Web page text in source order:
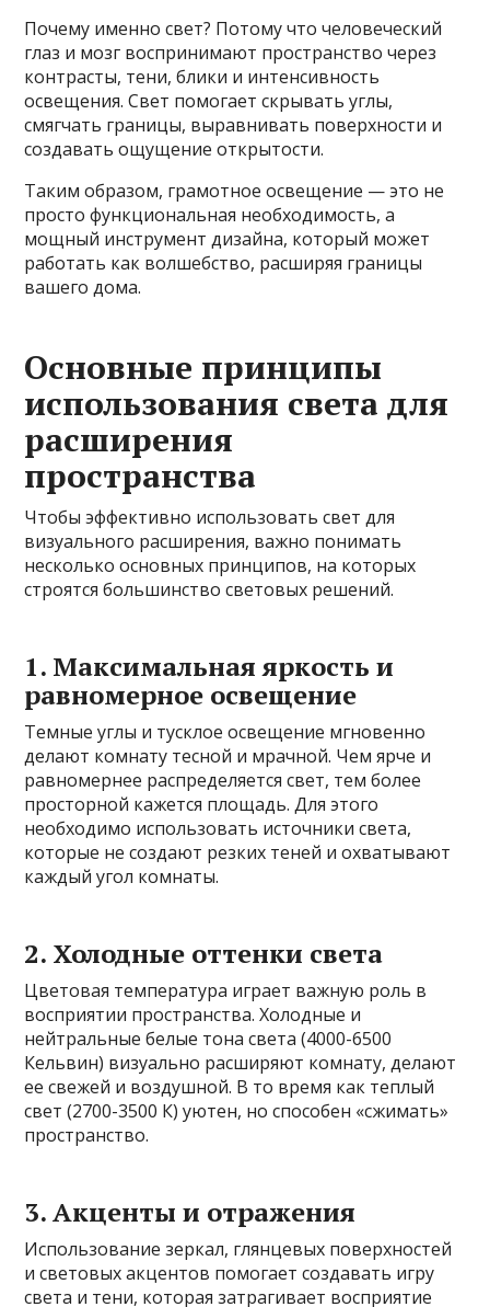
Почему именно свет? Потому что человеческий
глаз и мозг воспринимают пространство через
контрасты, тени, блики и интенсивность
освещения. Свет помогает скрывать углы,
смягчать границы, выравнивать поверхности и
создавать ощущение открытости.
Таким образом, грамотное освещение — это не
просто функциональная необходимость, а
мощный инструмент дизайна, который может
работать как волшебство, расширяя границы
вашего дома.
Основные принципы
использования света для
расширения
пространства
Чтобы эффективно использовать свет для
визуального расширения, важно понимать
несколько основных принципов, на которых
строятся большинство световых решений.
1. Максимальная яркость и
равномерное освещение
Темные углы и тусклое освещение мгновенно
делают комнату тесной и мрачной. Чем ярче и
равномернее распределяется свет, тем более
просторной кажется площадь. Для этого
необходимо использовать источники света,
которые не создают резких теней и охватывают
каждый угол комнаты.
2. Холодные оттенки света
Цветовая температура играет важную роль в
восприятии пространства. Холодные и
нейтральные белые тона света (4000-6500
Кельвин) визуально расширяют комнату, делают
ее свежей и воздушной. В то время как теплый
свет (2700-3500 К) уютен, но способен «сжимать»
пространство.
3. Акценты и отражения
Использование зеркал, глянцевых поверхностей
и световых акцентов помогает создавать игру
света и тени, которая затрагивает восприятие